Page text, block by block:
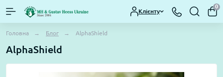
Клієнту
0
Головна Блог AlphaShield
AlphaShield